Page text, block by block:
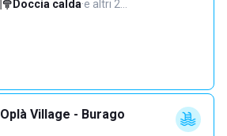
Doccia calda·e altri 2…
Oplà Village - Burago